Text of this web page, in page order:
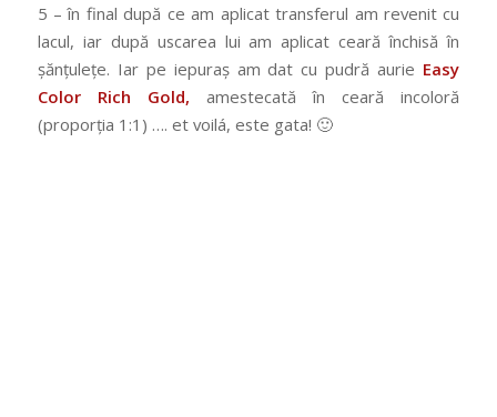
5 – în final după ce am aplicat transferul am revenit cu
lacul, iar după uscarea lui am aplicat ceară închisă în
șănțulețe. Iar pe iepuraș am dat cu pudră aurie Easy
Color Rich Gold, amestecată în ceară incoloră
(proporția 1:1) …. et voilá, este gata! 🙂